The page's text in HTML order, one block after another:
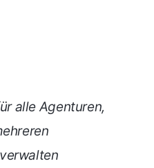
alle Agenturen,